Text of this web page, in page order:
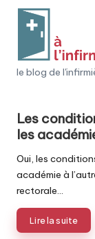
content
à
n
fi
r
m
e
le blog de
Les
les
Oui, les
académie à
rectorale…
Lire la suite